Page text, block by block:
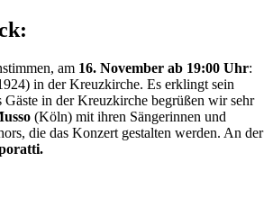
am 16. November ab 19:00 Uhr:
in der Kreuzkirche. Es erklingt sein
Gäste in der Kreuzkirche begrüßen wir sehr
(Köln) mit ihren Sängerinnen und
die das Konzert gestalten werden. An der